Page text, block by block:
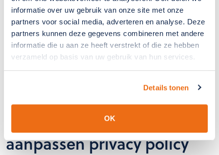
informatie over uw gebruik van onze site met onze
partners voor social media, adverteren en analyse. Deze
partners kunnen deze gegevens combineren met andere
informatie die u aan ze heeft verstrekt of die ze hebben
verzameld op basis van uw gebruik van hun services.
Details tonen
OK
service pagina gelezen heeft. U kunt deze koppeling
vinden onder het contactformulier.
vragen of opmerkingen
Wilt u uw persoonsgegevens inkijken? Heeft u
wijzigen of verwijderen? Geen probleem. Laat het ons
weten door een e-mail te sturen naar
aanpassen privacy policy